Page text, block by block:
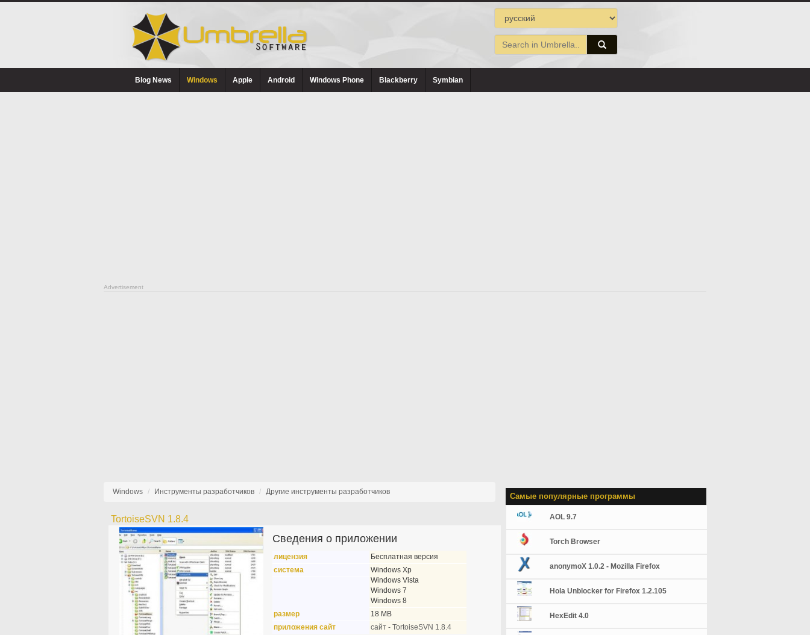
Blog News Windows Apple Android Windows Phone Blackberry Symbian
Advertisement
Windows Инструменты разработчиков Другие инструменты разработчиков
TortoiseSVN 1.8.4
Сведения о приложении
лицензия
Бесплатная версия
система
Windows Xp
Windows Vista
Windows 7
Windows 8
размер
18 MB
приложения сайт
сайт - TortoiseSVN 1.8.4
Самые популярные программы
AOL 9.7
Torch Browser
anonymoX 1.0.2 - Mozilla Firefox
Hola Unblocker for Firefox 1.2.105
HexEdit 4.0